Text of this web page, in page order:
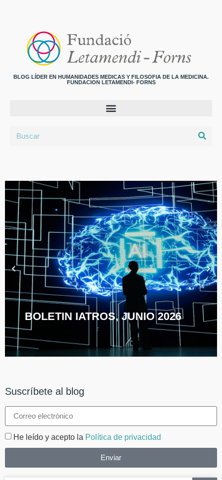
BLOG LÍDER EN HUMANIDADES MEDICAS Y FILOSOFIA DE LA MEDICINA.
FUNDACION LETAMENDI- FORNS
BOLETIN IATROS, JUNIO 2026
Suscríbete al blog
He leído y acepto la Política de privacidad
Enviar